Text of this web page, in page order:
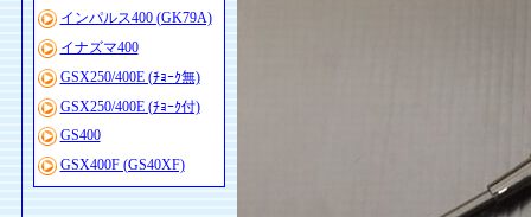
インパルス400 (GK79A)
イナズマ400
GSX250/400E (ﾁｮｰｸ無)
GSX250/400E (ﾁｮｰｸ付)
GS400
GSX400F (GS40XF)